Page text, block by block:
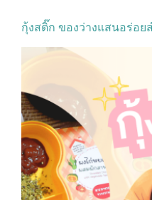
กุ้งสติ๊ก ของว่างแสนอร่อย